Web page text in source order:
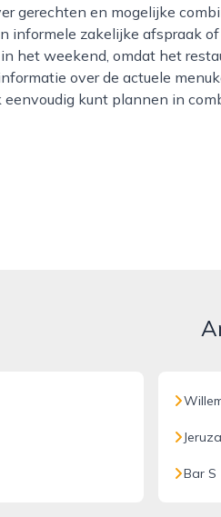
gerechten en mogelijke
informele zakelijke afspraak
het weekend, omdat het
over de actuele
kunt plannen in
Bar S